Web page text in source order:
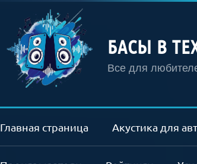
БАСЫ В
Все для
Главная страница Акустика для